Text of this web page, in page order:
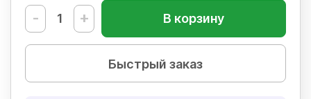
- + В корзину
Быстрый заказ